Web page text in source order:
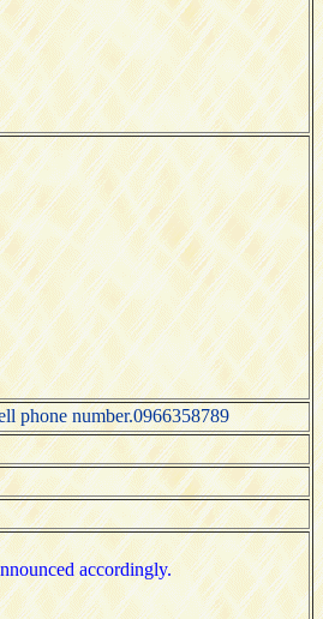
phone number.0966358789
accordingly.